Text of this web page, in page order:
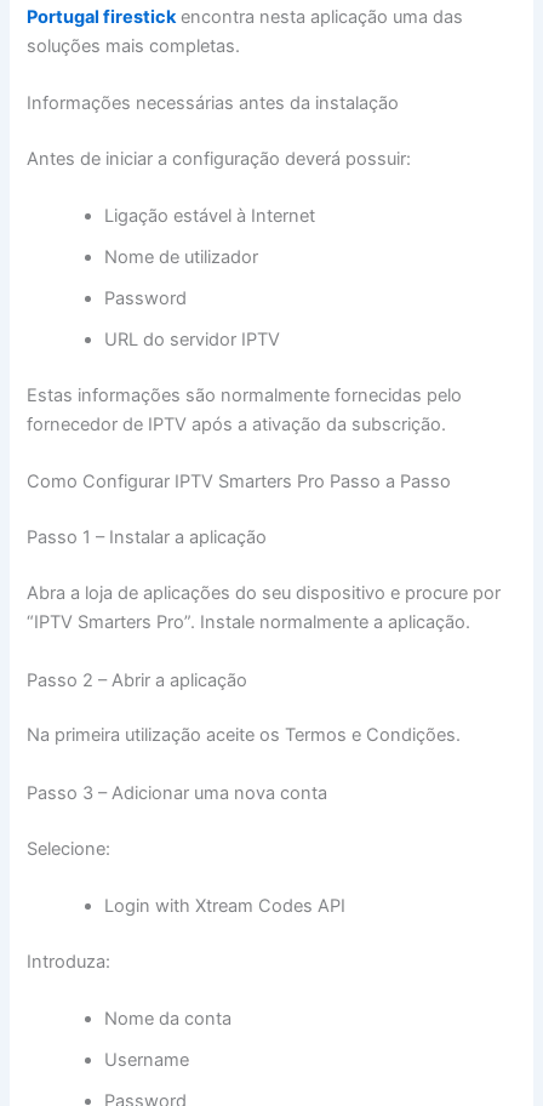
Portugal firestickencontra nesta aplicação uma das
soluções mais completas.
Informações necessárias antes da instalação
Antes de iniciar a configuração deverá possuir:
Ligação estável à Internet
Nome de utilizador
Password
URL do servidor IPTV
Estas informações são normalmente fornecidas pelo
fornecedor de IPTV após a ativação da subscrição.
Como Configurar IPTV Smarters Pro Passo a Passo
Passo 1 – Instalar a aplicação
Abra a loja de aplicações do seu dispositivo e procure por
“IPTV Smarters Pro”. Instale normalmente a aplicação.
Passo 2 – Abrir a aplicação
Na primeira utilização aceite os Termos e Condições.
Passo 3 – Adicionar uma nova conta
Selecione:
Login with Xtream Codes API
Introduza:
Nome da conta
Username
Password